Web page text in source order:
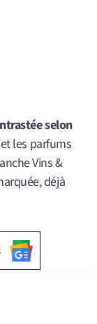
selon
les parfums
Vins &
déjà